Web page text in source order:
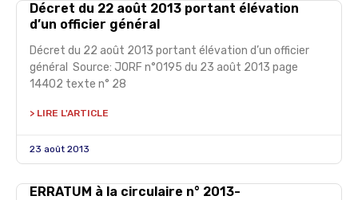
Décret du 22 août 2013 portant élévation
d’un officier général
Décret du 22 août 2013 portant élévation d’un officier
général Source: JORF n°0195 du 23 août 2013 page
14402 texte n° 28
> LIRE L'ARTICLE
23 août 2013
ERRATUM à la circulaire n° 2013-